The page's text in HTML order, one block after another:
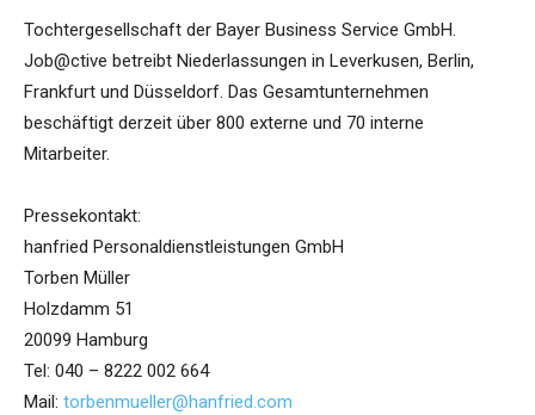
Tochtergesellschaft der Bayer Business Service GmbH.
Job@ctive betreibt Niederlassungen in Leverkusen, Berlin,
Frankfurt und Düsseldorf. Das Gesamtunternehmen
beschäftigt derzeit über 800 externe und 70 interne
Mitarbeiter.
Pressekontakt:
hanfried Personaldienstleistungen GmbH
Torben Müller
Holzdamm 51
20099 Hamburg
Tel: 040 – 8222 002 664
Mail: torbenmueller@hanfried.com